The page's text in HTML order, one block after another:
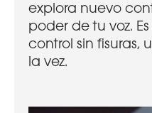
explora nuevo
poder de tu voz.
control sin fisuras,
la vez.